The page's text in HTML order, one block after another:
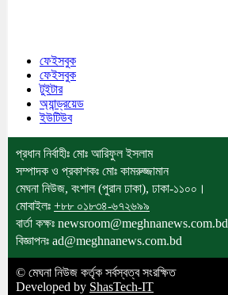
ফেইসবুক
ফেইসবুক
টুইটার
অ্যান্ড্রয়েড
ইউটিউব
প্রধান নির্বাহীঃ মোঃ আরিফুল ইসলাম
সম্পাদক ও প্রকাশকঃ মোঃ কামরুজ্জামান
মেঘনা নিউজ, বংশাল (পুরান ঢাকা), ঢাকা-১১০০।
মোবাইলঃ +৮৮ ০১৮৩৪-৬৭২৬৯৯
বার্তা কক্ষঃ newsroom@meghnanews.com.bd
বিজ্ঞাপনঃ ad@meghnanews.com.bd
© মেঘনা নিউজ কর্তৃক সর্বস্বত্ব সংরক্ষিত
Developed by ShasTech-IT